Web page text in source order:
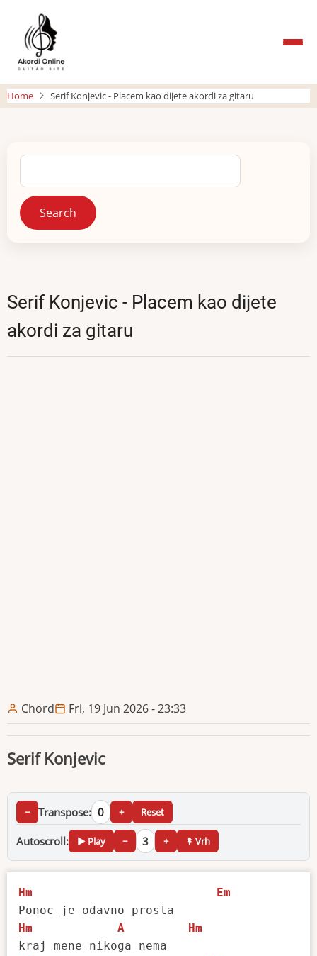
main
content
Home Serif Konjevic - Placem kao dijete akordi za gitaru
Search
Serif Konjevic - Placem kao dijete
akordi za gitaru
Chord Fri, 19 Jun 2026 - 23:33
Serif Konjevic
− Transpose: 0 + Reset
Autoscroll: ▶ Play − 3 + ↟ Vrh
Hm
Em
Hm
A
Hm